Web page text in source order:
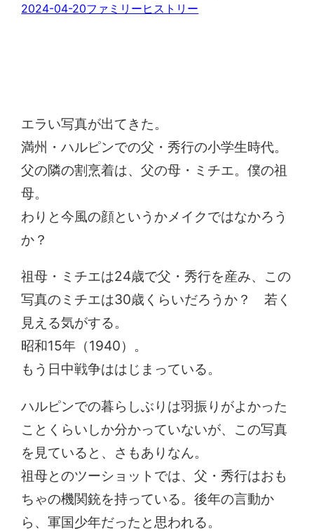
2024-04-20ファミリーヒストリー
エラい写真が出てきた。
満州・ハルピンでの父・秀行の小学生時代。
父の隣の割烹着は、父の母・ミチエ。僕の祖
母。
わりと今風の顔というかメイクではなかろう
か？
祖母・ミチエは24歳で父・秀行を産み、この
写真のミチエは30歳くらいだろうか？ 若く
見える気がする。
昭和15年（1940）。
もう日中戦争ははじまっている。
ハルピンでの暮らしぶりは羽振りがよかった
ことくらいしか分かっていないが、この写真
を見ていると、さもありなん。
祖母とのツーショットでは、父・秀行はおも
ちゃの機関銃を持っている。後年の言動か
ら、軍国少年だったと思われる。